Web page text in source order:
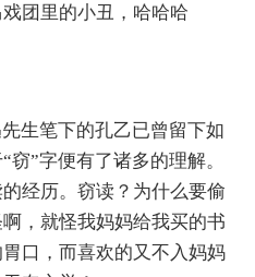
团里的小丑，哈哈哈
生笔下的孔乙已曾留下如
”字便有了诸多的理解。
经历。窃读？为什么要偷
，就怪我妈妈给我买的书
口，而喜欢的又不入妈妈